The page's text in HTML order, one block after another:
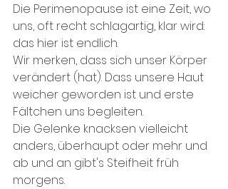
Die Perimenopause ist eine Zeit, wo
uns, oft recht schlagartig, klar wird:
das hier ist endlich.
Wir merken, dass sich unser Körper
verändert (hat). Dass unsere Haut
weicher geworden ist und erste
Fältchen uns begleiten.
Die Gelenke knacksen vielleicht
anders, überhaupt oder mehr und
ab und an gibt's Steifheit früh
morgens.